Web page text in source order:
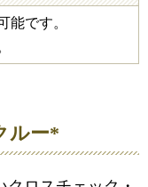
能です。
ルー*